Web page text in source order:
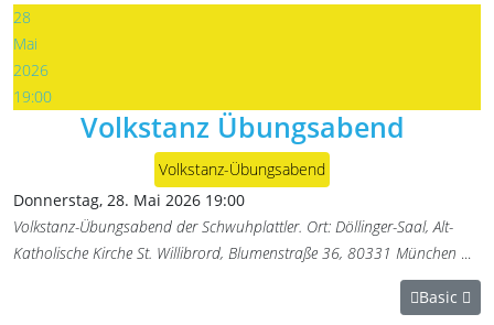
28
Mai
2026
19:00
Volkstanz Übungsabend
Volkstanz-Übungsabend
Donnerstag, 28. Mai 2026 19:00
Volkstanz-Übungsabend der Schwuhplattler. Ort: Döllinger-Saal, Alt-
Katholische Kirche St. Willibrord, Blumenstraße 36, 80331 München ...
Basic